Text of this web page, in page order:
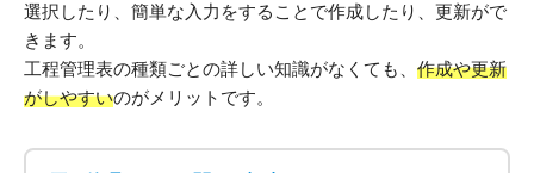
選択したり、簡単な入力をすることで作成したり、更新がで
きます。
工程管理表の種類ごとの詳しい知識がなくても、 作成や更新
がしやすいのがメリットです。